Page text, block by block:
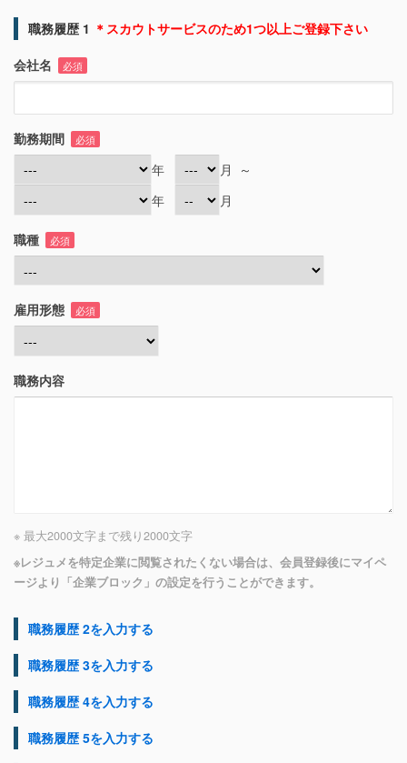
職務履歴 1 ＊スカウトサービスのため1つ以上ご登録下さい
会社名
必須
勤務期間 必須
年 月
～
年
月
職種 必須
雇用形態 必須
職務内容
※ 最大2000文字まで残り2000文字
※レジュメを特定企業に閲覧されたくない場合は、会員登録後にマイペ
ージより「企業ブロック」の設定を行うことができます。
職務履歴 2を入力する
職務履歴 3を入力する
職務履歴 4を入力する
職務履歴 5を入力する